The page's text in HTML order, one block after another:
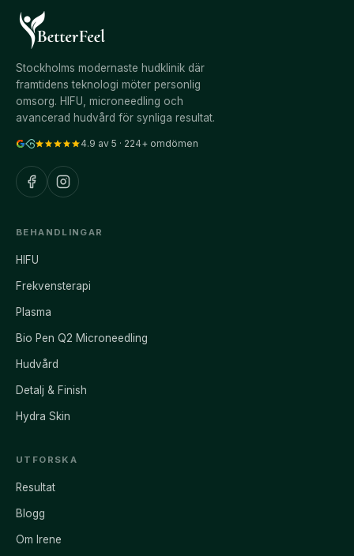
Stockholms modernaste hudklinik där
framtidens teknologi möter personlig
omsorg. HIFU, microneedling och
avancerad hudvård för synliga resultat.
4.9 av 5 · 224+ omdömen
BEHANDLINGAR
HIFU
Frekvensterapi
Plasma
Bio Pen Q2 Microneedling
Hudvård
Detalj & Finish
Hydra Skin
UTFORSKA
Resultat
Blogg
Om Irene